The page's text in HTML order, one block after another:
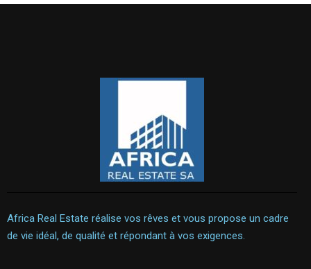
Africa Real Estate réalise vos rêves et vous propose un cadre
de vie idéal, de qualité et répondant à vos exigences.